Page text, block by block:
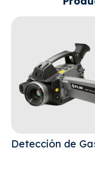
Detección de